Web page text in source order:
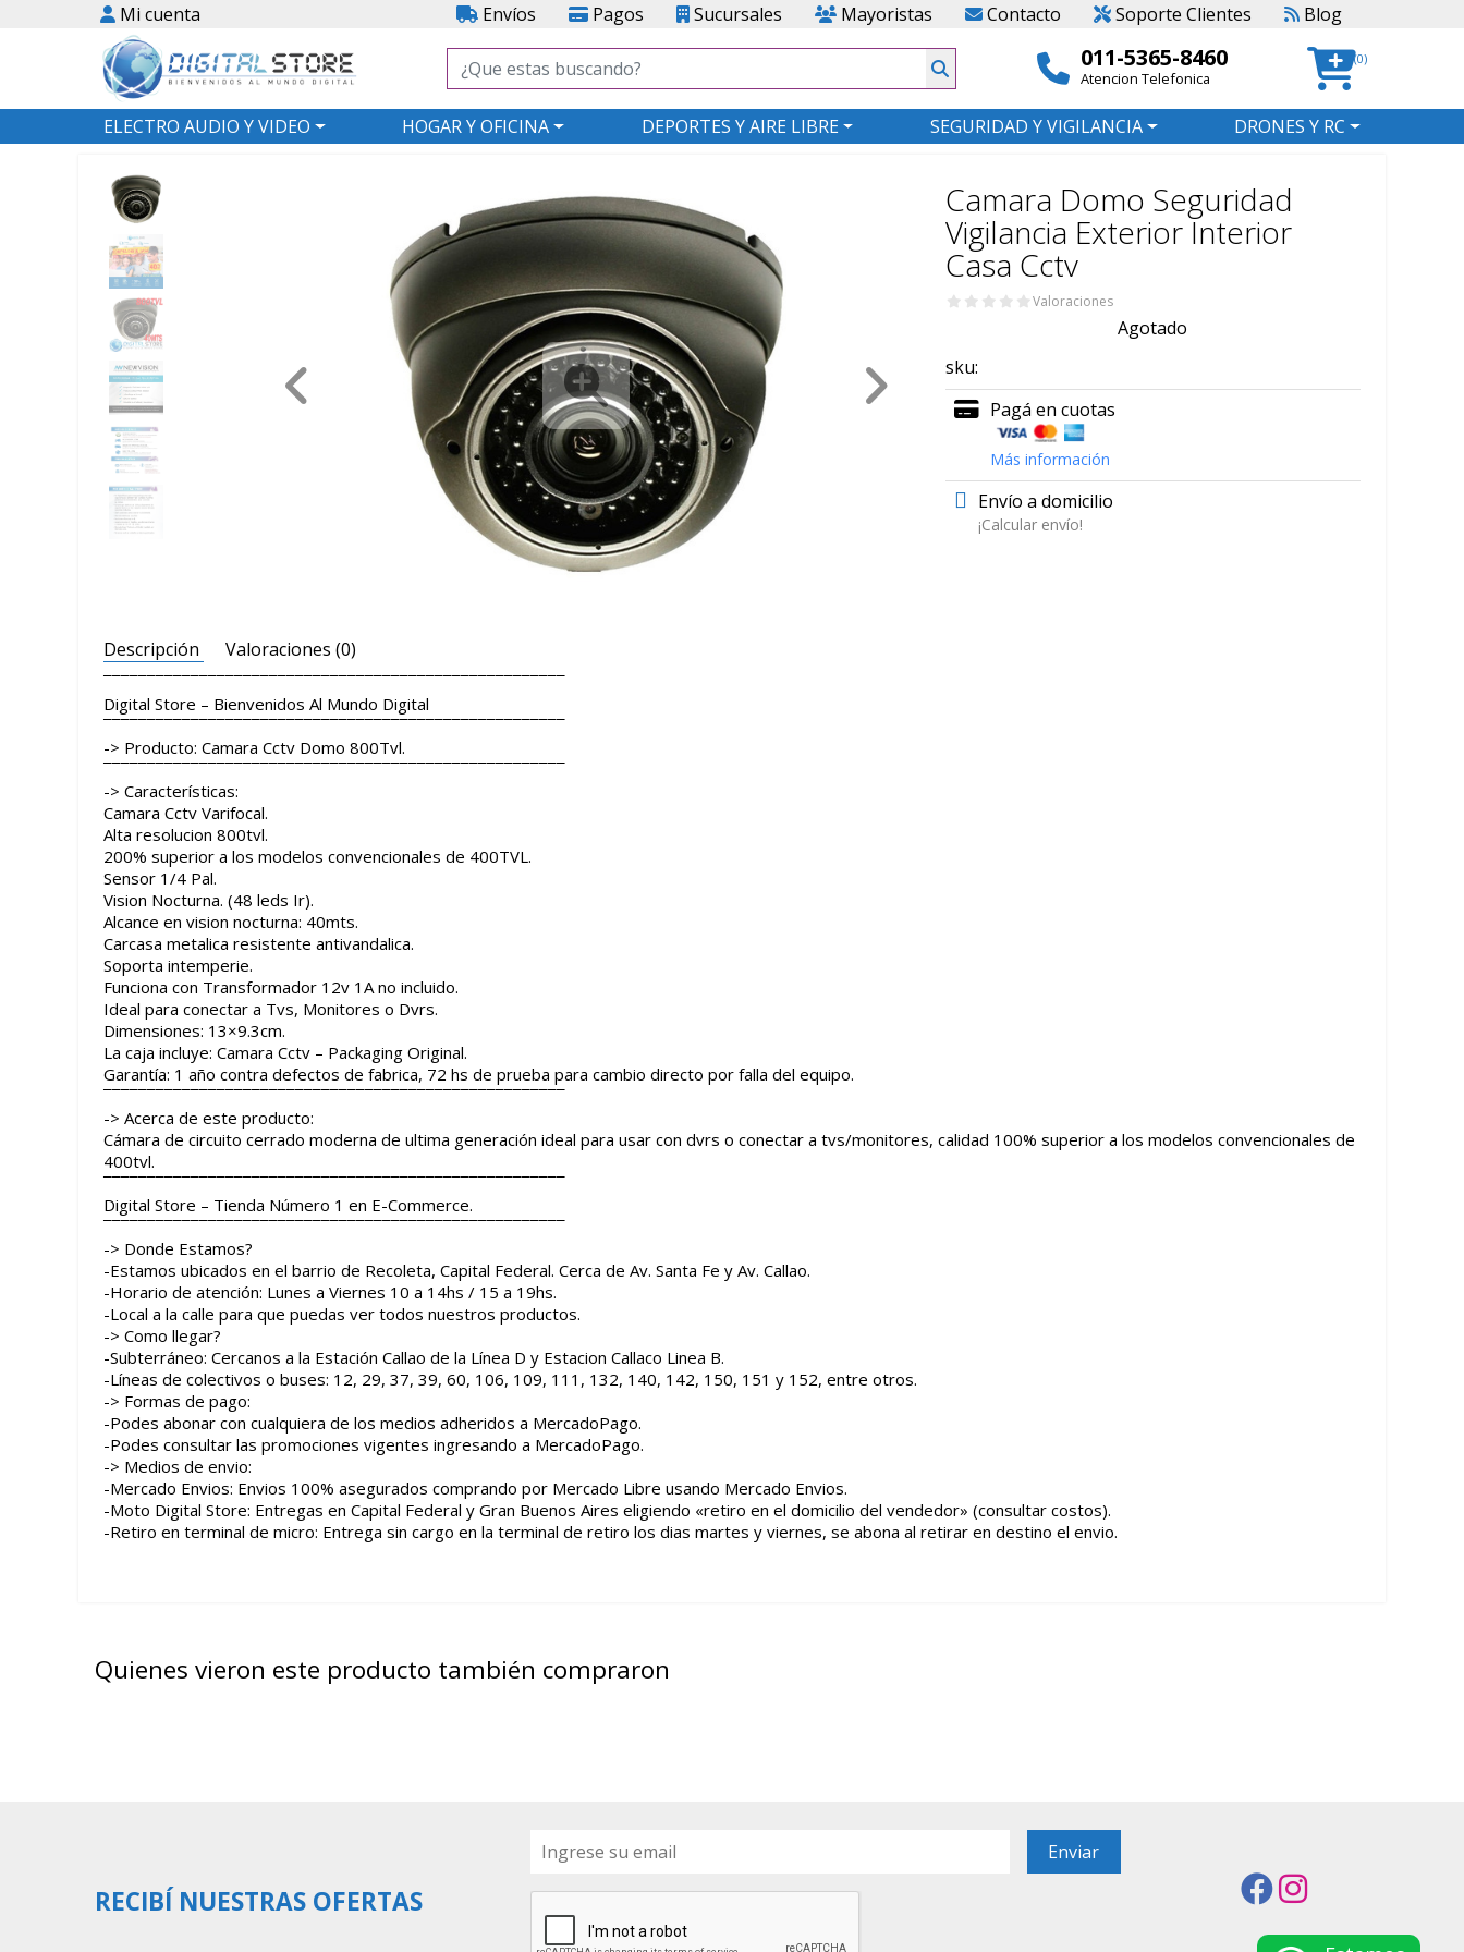
Mi cuenta Envíos Pagos Sucursales Mayoristas Contacto Soporte Clientes Blog
011-5365-8460
Atencion Telefonica
(0)
ELECTRO AUDIO Y VIDEO HOGAR Y OFICINA DEPORTES Y AIRE LIBRE SEGURIDAD Y VIGILANCIA DRONES Y RC
Camara Domo Seguridad
Vigilancia Exterior Interior
Casa Cctv
Valoraciones
Agotado
sku:
Pagá en cuotas
Más información
Envío a domicilio
¡Calcular envío!
Descripción Valoraciones (0)
¯¯¯¯¯¯¯¯¯¯¯¯¯¯¯¯¯¯¯¯¯¯¯¯¯¯¯¯¯¯¯¯¯¯¯¯¯¯¯¯¯¯¯¯¯¯¯¯¯¯¯¯¯
Digital Store – Bienvenidos Al Mundo Digital
¯¯¯¯¯¯¯¯¯¯¯¯¯¯¯¯¯¯¯¯¯¯¯¯¯¯¯¯¯¯¯¯¯¯¯¯¯¯¯¯¯¯¯¯¯¯¯¯¯¯¯¯¯
-> Producto: Camara Cctv Domo 800Tvl.
¯¯¯¯¯¯¯¯¯¯¯¯¯¯¯¯¯¯¯¯¯¯¯¯¯¯¯¯¯¯¯¯¯¯¯¯¯¯¯¯¯¯¯¯¯¯¯¯¯¯¯¯¯
-> Características:
Camara Cctv Varifocal.
Alta resolucion 800tvl.
200% superior a los modelos convencionales de 400TVL.
Sensor 1/4 Pal.
Vision Nocturna. (48 leds Ir).
Alcance en vision nocturna: 40mts.
Carcasa metalica resistente antivandalica.
Soporta intemperie.
Funciona con Transformador 12v 1A no incluido.
Ideal para conectar a Tvs, Monitores o Dvrs.
Dimensiones: 13×9.3cm.
La caja incluye: Camara Cctv – Packaging Original.
Garantía: 1 año contra defectos de fabrica, 72 hs de prueba para cambio directo por falla del equipo.
¯¯¯¯¯¯¯¯¯¯¯¯¯¯¯¯¯¯¯¯¯¯¯¯¯¯¯¯¯¯¯¯¯¯¯¯¯¯¯¯¯¯¯¯¯¯¯¯¯¯¯¯¯
-> Acerca de este producto:
Cámara de circuito cerrado moderna de ultima generación ideal para usar con dvrs o conectar a tvs/monitores, calidad 100% superior a los modelos convencionales de
400tvl.
¯¯¯¯¯¯¯¯¯¯¯¯¯¯¯¯¯¯¯¯¯¯¯¯¯¯¯¯¯¯¯¯¯¯¯¯¯¯¯¯¯¯¯¯¯¯¯¯¯¯¯¯¯
Digital Store – Tienda Número 1 en E-Commerce.
¯¯¯¯¯¯¯¯¯¯¯¯¯¯¯¯¯¯¯¯¯¯¯¯¯¯¯¯¯¯¯¯¯¯¯¯¯¯¯¯¯¯¯¯¯¯¯¯¯¯¯¯¯
-> Donde Estamos?
-Estamos ubicados en el barrio de Recoleta, Capital Federal. Cerca de Av. Santa Fe y Av. Callao.
-Horario de atención: Lunes a Viernes 10 a 14hs / 15 a 19hs.
-Local a la calle para que puedas ver todos nuestros productos.
-> Como llegar?
-Subterráneo: Cercanos a la Estación Callao de la Línea D y Estacion Callaco Linea B.
-Líneas de colectivos o buses: 12, 29, 37, 39, 60, 106, 109, 111, 132, 140, 142, 150, 151 y 152, entre otros.
-> Formas de pago:
-Podes abonar con cualquiera de los medios adheridos a MercadoPago.
-Podes consultar las promociones vigentes ingresando a MercadoPago.
-> Medios de envio:
-Mercado Envios: Envios 100% asegurados comprando por Mercado Libre usando Mercado Envios.
-Moto Digital Store: Entregas en Capital Federal y Gran Buenos Aires eligiendo «retiro en el domicilio del vendedor» (consultar costos).
-Retiro en terminal de micro: Entrega sin cargo en la terminal de retiro los dias martes y viernes, se abona al retirar en destino el envio.
Quienes vieron este producto también compraron
RECIBÍ NUESTRAS OFERTAS